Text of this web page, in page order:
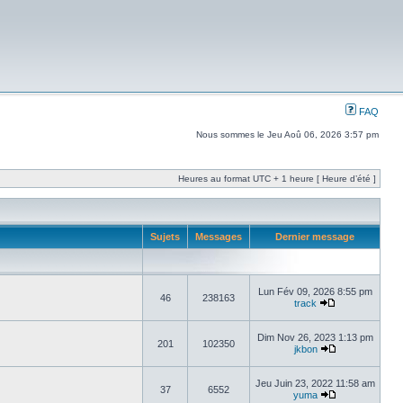
FAQ
Nous sommes le Jeu Aoû 06, 2026 3:57 pm
Heures au format UTC + 1 heure [ Heure d’été ]
Sujets Messages Dernier message
46 238163
Lun Fév 09, 2026 8:55 pm
track
201 102350
Dim Nov 26, 2023 1:13 pm
jkbon
37 6552
Jeu Juin 23, 2022 11:58 am
yuma